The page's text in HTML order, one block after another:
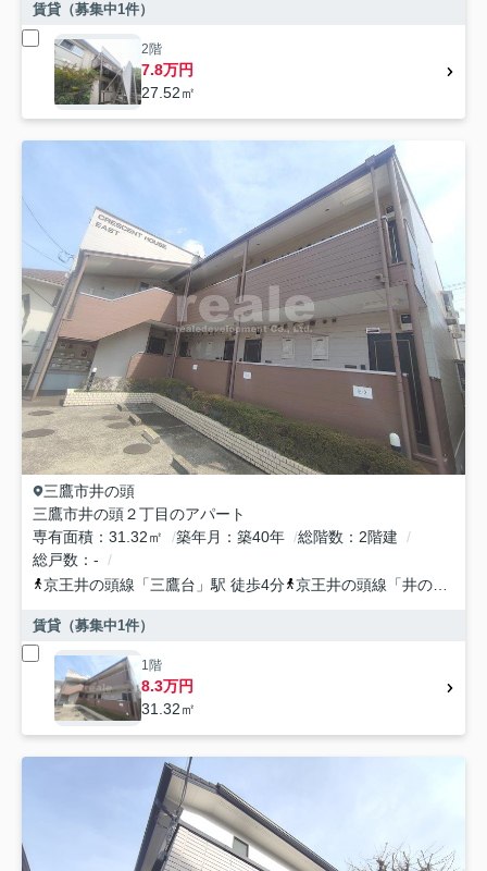
賃貸（募集中1件）
2階
7.8万円
27.52㎡
三鷹市井の頭
三鷹市井の頭２丁目のアパート
専有面積
31.32㎡ 築年月 築40年 総階数
2階建
総戸数
-
京王井の頭線 「三鷹台 」駅 徒歩4分 京王井の頭線 「井の頭公園
賃貸（募集中1件）
1階
8.3万円
31.32㎡